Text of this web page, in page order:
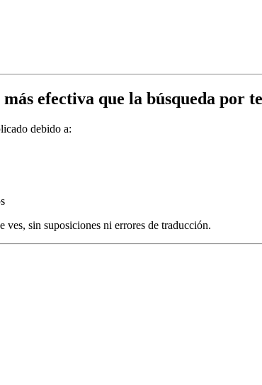
efectiva que la búsqueda por
debido a:
ves, sin suposiciones ni errores de traducción.